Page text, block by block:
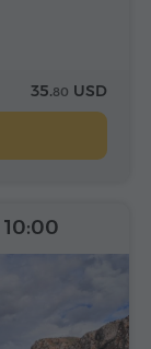
35.80 USD
10:00